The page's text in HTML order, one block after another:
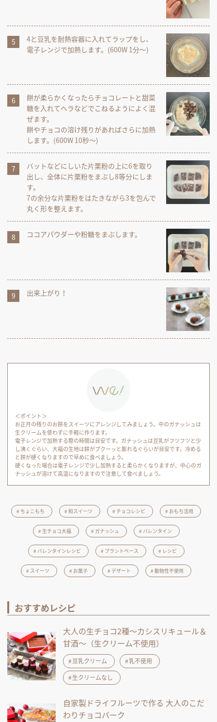
4と豆乳を耐熱容器に入れてラップをし、
電子レンジで加熱します。(600W 1分～)
餅が柔らかくなったらチョコレートと甜菜
糖を入れてヘラなどでこねるようによく混
ぜます。
餅やチョコの溶け残りがあればさらに加熱
します。(600W 10秒～)
バットなどにしいた片栗粉の上に6を取り
出し、全体に片栗粉をまぶし8等分にしま
す。
7の余分な片栗粉をはたきながら3を包んで
丸く形を整えます。
ココアパウダーや粉糖をまぶします。
出来上がり！
＜ポイント＞
お正月の残りのお餅をスイーツにアレンジしてみましょう。中のガナッシュは
生クリームを使わずに手軽に作ります。
電子レンジで加熱する際の時間は目安です。ガナッシュは豆乳がフツフツと少
し沸くぐらい、大福の生地は餅がプクーッと膨れるぐらいが目安です。冷める
と餅が硬くなりますので早めに食べましょう。
硬くなった場合は電子レンジで少し加熱すると柔らかくなりますが、中心のガ
ナッシュが溶けて高温になりますので注意して食べましょう。
ちょこもち 和スイーツ チョコレシピ おもち活用
生チョコ大福 ガナッシュ バレンタイン
バレンタインレシピ プラントベース レシピ
スイーツ お菓子 デザート 動物性不使用
おすすめレシピ
大人の生チョコ2種～カシスリキュール＆
甘酒～（生クリーム不使用）
豆乳クリーム
乳不使用
生クリームなし
自家製ドライフルーツで作る 大人のこだ
わりチョコバーク